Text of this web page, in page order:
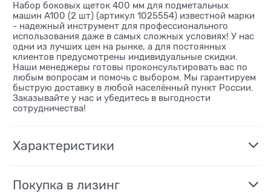
Набор боковых щеток 400 мм для подметальных
машин A100 (2 шт) (артикул 1025554) известной марки
- надежный инструмент для профессионального
использования даже в самых сложных условиях! У нас
одни из лучших цен на рынке, а для постоянных
клиентов предусмотрены индивидуальные скидки.
Наши менеджеры готовы проконсультировать вас по
любым вопросам и помочь с выбором. Мы гарантируем
быструю доставку в любой населённый пункт России.
Заказывайте у нас и убедитесь в выгодности
сотрудничества!
Характеристики
Покупка в лизинг